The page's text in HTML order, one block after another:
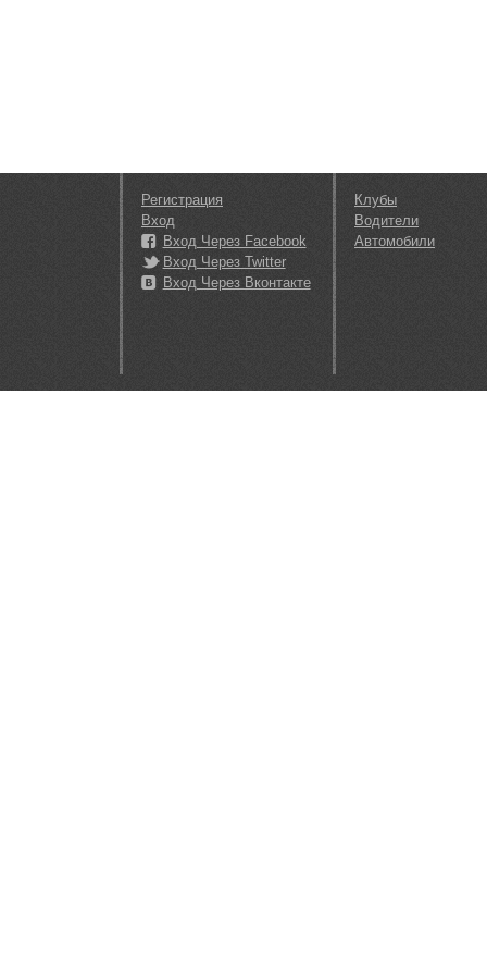
Регистрация
Вход
Вход Через Facebook
Вход Через Twitter
Вход Через Вконтакте
Клубы
Водители
Автомобили